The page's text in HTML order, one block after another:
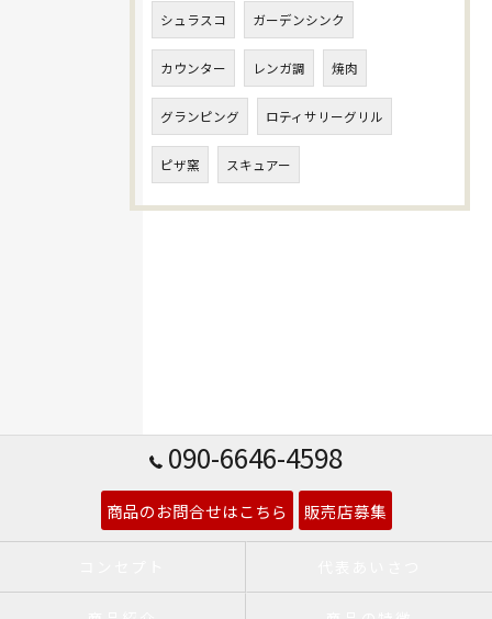
シュラスコ ガーデンシンク
カウンター レンガ調 焼肉
グランピング ロティサリーグリル
ピザ窯 スキュアー
090-6646-4598
商品のお問合せはこちら 販売店募集